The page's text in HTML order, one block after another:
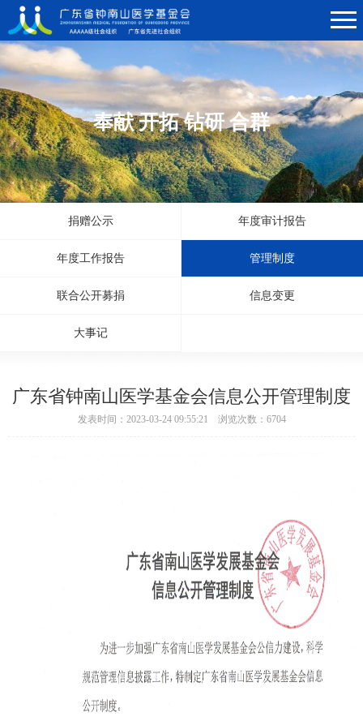
奉献 开拓 钻研 合群
捐赠公示 年度审计报告
年度工作报告 管理制度
联合公开募捐 信息变更
大事记
广东省钟南山医学基金会信息公开管理制度
发表时间：2023-03-24 09:55:21 浏览次数：6704